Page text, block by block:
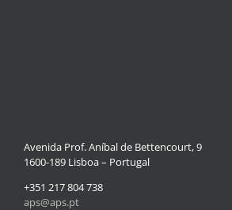
Avenida Prof. Aníbal de Bettencourt, 9
1600-189 Lisboa – Portugal
+351 217 804 738
aps@aps.pt